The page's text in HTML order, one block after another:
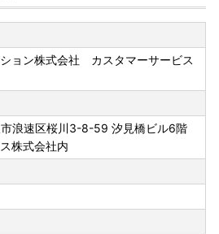
書について
ップ特例申請オンラインサービス対
ム）」を使用していただくこと
郵送が不要となります。
ストップ特例申請を「希望する」と
一緒に申請書をお送りしておりま
、送付が申請期日に間に合わない可
の場合は下記大河原町ホームページ
イン申請をご利用いただくか、ご
ョン株式会社 カスタマーサービス
浪速区桜川3-8-59 汐見橋ビル6階
株式会社内